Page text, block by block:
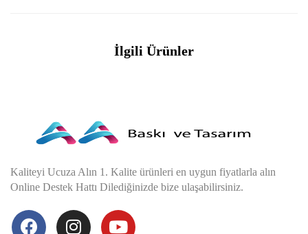
İlgili Ürünler
Kaliteyi Ucuza Alın 1. Kalite ürünleri en uygun fiyatlarla alın
Online Destek Hattı Dilediğinizde bize ulaşabilirsiniz.